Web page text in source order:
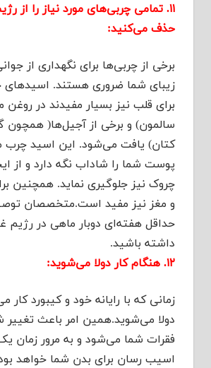
۱۱. تمامی چربی‌های مورد نیاز را از
حذف می‌کنید:
برخی از چربی‌ها برای نگهداری از
برای قلب نیز بسیار مفیدند در روغن
سالمون) و برخی از آجیل‌ها( همچون
کتان) یافت می‌شود. این اسید چرب
پوست شما را شاداب نگه دارد و از
چروک نیز جلوگیری نماید. همچنین
و مغز نیز مفید است.متخصصان
حداقل هفته‌ای دوبار ماهی در رژیم
داشته باشید.
۱۲. هنگام کار دولا می‌شوید:
زمانی که با رایانه خود و کیبورد کار
دولا می‌شوید.همین امر باعث
فقرات شما می‌شود و به مرور زمان
اسیب رسان برای بدن شما خواهد